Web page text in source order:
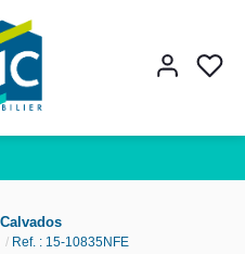
Ref. : 15-10835NFE